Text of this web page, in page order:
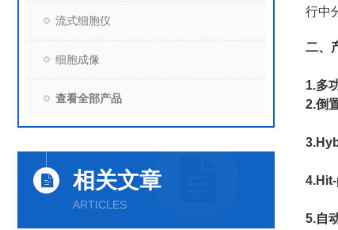
流式细胞仪
细胞成像
查看全部产品
相关文章
ARTICLES
行中
二、
1.多
2.倒
5.自